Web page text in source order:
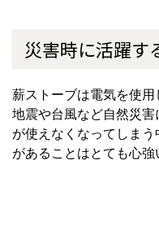
災害時に活躍す
薪ストーブは電気を使用
地震や台風など自然災
が使えなくなってしま
があることはとても心強